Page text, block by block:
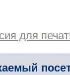
для